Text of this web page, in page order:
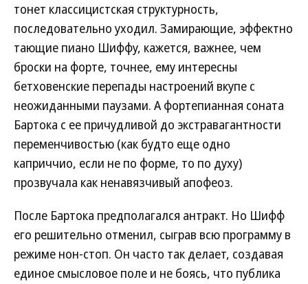
тонет классицистская структурность,
последовательно уходил. Замирающие, эффектно
тающие пиано Шиффу, кажется, важнее, чем
броски на форте, точнее, ему интересны
бетховенские перепады настроений вкупе с
неожиданными паузами. А фортепианная соната
Бартока с ее причудливой до экстравагантности
переменчивостью (как будто еще одно
каприччио, если не по форме, то по духу)
прозвучала как ненавязчивый апофеоз.
После Бартока предполагался антракт. Но Шифф
его решительно отменил, сыграв всю программу в
режиме нон-стоп. Он часто так делает, создавая
единое смысловое поле и не боясь, что публика